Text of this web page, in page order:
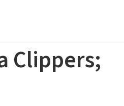
Clippers;